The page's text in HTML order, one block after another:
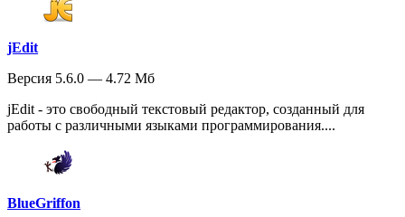
jEdit
Версия 5.6.0 — 4.72 Мб
jEdit - это свободный текстовый редактор, созданный для
работы с различными языками программирования....
BlueGriffon